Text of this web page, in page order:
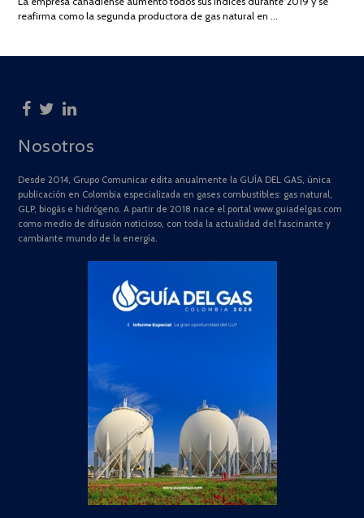
2025
reafirma como la segunda productora de gas natural en …
Nosotros
Desde 2014, Grupo Comunicar edita anualmente la GUÍA DEL GAS, única
publicación en Colombia especializada en gases combustibles: gas natural,
GLP, biogás e hidrógeno. A partir de 2018 nace el portal www.guiadelgas.com
como medio de difusión noticioso, con toda la actualidad del fascinante y
cambiante mundo de la energía.